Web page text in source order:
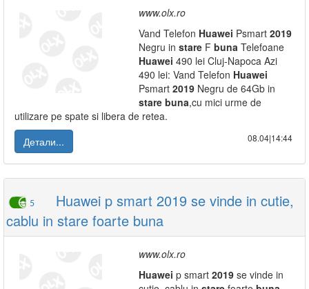
www.olx.ro
Vand Telefon Huawei Psmart 2019
Negru in stare F buna Telefoane
Huawei 490 lei Cluj-Napoca Azi
490 lei: Vand Telefon Huawei
Psmart 2019 Negru de 64Gb in
stare buna,cu mici urme de
utilizare pe spate si libera de retea.
Детали...
08.04|14:44
5
Huawei p smart 2019 se vinde in cutie,
cablu in stare foarte buna
www.olx.ro
Huawei p smart 2019 se vinde in